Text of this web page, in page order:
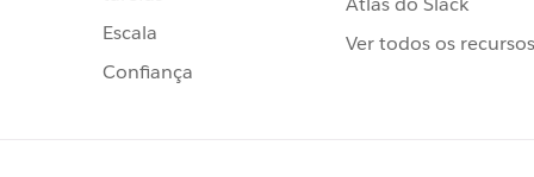
Escala
Confiança
Ver todos os recursos